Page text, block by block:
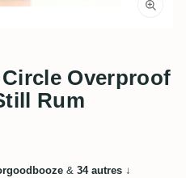
Overproof
Rum
& 34 autres ↓